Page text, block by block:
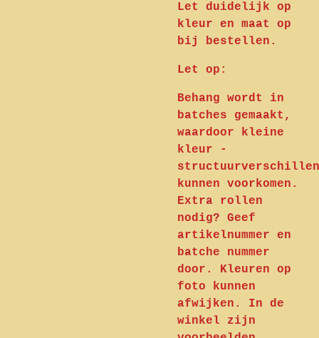
Let duidelijk op
kleur en maat op
bij bestellen.
Let op:
Behang wordt in
batches gemaakt,
waardoor kleine
kleur -
structuurverschillen
kunnen voorkomen.
Extra rollen
nodig? Geef
artikelnummer en
batche nummer
door. Kleuren op
foto kunnen
afwijken. In de
winkel zijn